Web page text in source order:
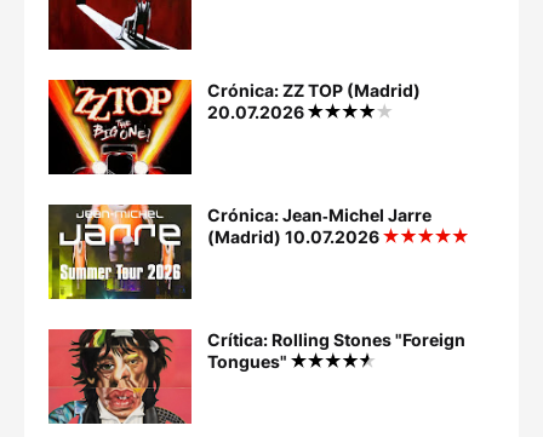
Crónica: ZZ TOP (Madrid)
20.07.2026
Crónica: Jean‐Michel Jarre
(Madrid) 10.07.2026
Crítica: Rolling Stones "Foreign
Tongues"